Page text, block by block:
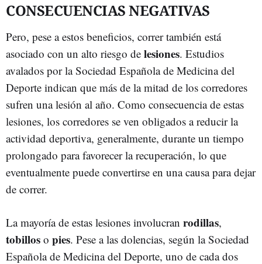
CONSECUENCIAS NEGATIVAS
Pero, pese a estos beneficios, correr también está
asociado con un alto riesgo de lesiones. Estudios
avalados por la Sociedad Española de Medicina del
Deporte indican que más de la mitad de los corredores
sufren una lesión al año. Como consecuencia de estas
lesiones, los corredores se ven obligados a reducir la
actividad deportiva, generalmente, durante un tiempo
prolongado para favorecer la recuperación, lo que
eventualmente puede convertirse en una causa para dejar
de correr.
La mayoría de estas lesiones involucran rodillas,
tobillos o pies. Pese a las dolencias, según la Sociedad
Española de Medicina del Deporte, uno de cada dos